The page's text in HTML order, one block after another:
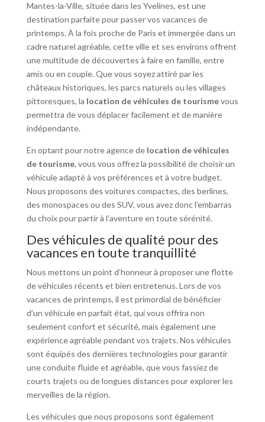
Mantes-la-Ville, située dans les Yvelines, est une
destination parfaite pour passer vos vacances de
printemps. À la fois proche de Paris et immergée dans un
cadre naturel agréable, cette ville et ses environs offrent
une multitude de découvertes à faire en famille, entre
amis ou en couple. Que vous soyez attiré par les
châteaux historiques, les parcs naturels ou les villages
pittoresques, la location de véhicules de tourismevous
permettra de vous déplacer facilement et de manière
indépendante.
En optant pour notre agence de location de véhicules
de tourisme, vous vous offrez la possibilité de choisir un
véhicule adapté à vos préférences et à votre budget.
Nous proposons des voitures compactes, des berlines,
des monospaces ou des SUV, vous avez donc l’embarras
du choix pour partir à l’aventure en toute sérénité.
Des véhicules de qualité pour des
vacances en toute tranquillité
Nous mettons un point d’honneur à proposer une flotte
de véhicules récents et bien entretenus. Lors de vos
vacances de printemps, il est primordial de bénéficier
d’un véhicule en parfait état, qui vous offrira non
seulement confort et sécurité, mais également une
expérience agréable pendant vos trajets. Nos véhicules
sont équipés des dernières technologies pour garantir
une conduite fluide et agréable, que vous fassiez de
courts trajets ou de longues distances pour explorer les
merveilles de la région.
Les véhicules que nous proposons sont également